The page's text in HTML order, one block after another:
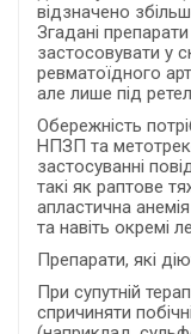
відзначено
Згадані
застосовувати у
ревматоїдного
але лише під
Обережність
НПЗП та
застосуванні
такі як раптове
апластична
та навіть окремі
Препарати, які
При супутній
спричиняти